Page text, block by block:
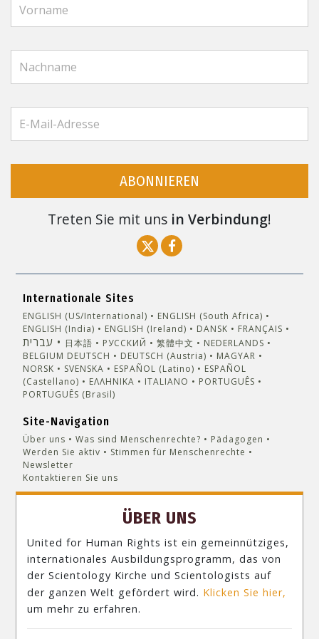
ABONNIEREN
Treten Sie mit uns in Verbindung!
Internationale Sites
ENGLISH (US/International)
ENGLISH (South Africa)
ENGLISH (India)
ENGLISH (Ireland) DANSK FRANÇAIS
עברית 日本語 РУССКИЙ 繁體中文
NEDERLANDS
BELGIUM DEUTSCH DEUTSCH (Austria)
MAGYAR
NORSK
SVENSKA ESPAÑOL (Latino)
ESPAÑOL
(Castellano)
ΕΛΛΗΝΙΚA ITALIANO
PORTUGUÊS
PORTUGUÊS (Brasil)‎
Site-Navigation
Über uns Was sind Menschenrechte?
Pädagogen
Werden Sie aktiv
Stimmen für Menschenrechte
Newsletter
Kontaktieren Sie uns
ÜBER UNS
United for Human Rights ist ein gemeinnütziges,
internationales Ausbildungsprogramm, das von
der Scientology Kirche und Scientologists auf
der ganzen Welt gefördert wird. Klicken Sie hier,
um mehr zu erfahren.